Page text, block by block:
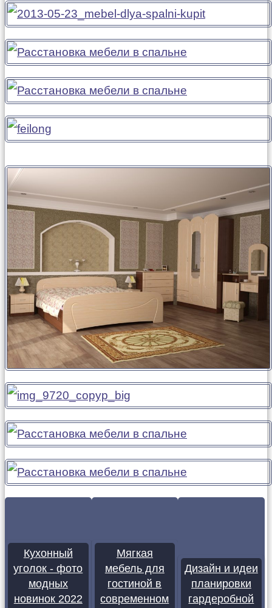
Кухонный
уголок - фото
модных
новинок 2022
Мягкая
мебель для
гостиной в
современном
Дизайн и идеи
планировки
гардеробной